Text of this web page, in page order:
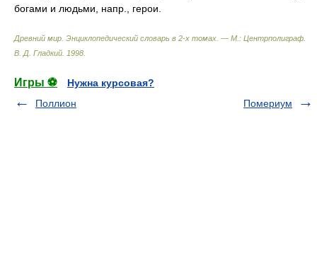
богами и людьми, напр., герои.
Древний мир. Энциклопедический словарь в 2-х томах. — М.: Центрполиграф
В. Д. Гладкий 1998
Игры ⚽
Нужна курсовая?
Поллион
Помериум